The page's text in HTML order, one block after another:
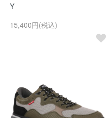
Y
15,400円(税込)